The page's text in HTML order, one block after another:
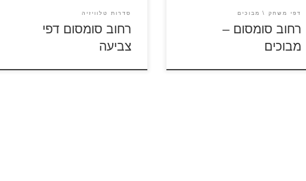
דפי משחק מבוכים
רחוב סומסום –
מבוכים
סדרות טלוויזיה
רחוב סומסום דפי
צביעה